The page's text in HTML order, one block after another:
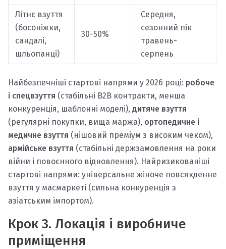
Літнє взуття
(босоніжки,
сандалі,
шльопанці)
30-50%
Середня,
сезонний пік
травень-
серпень
Найбезпечніші стартові напрями у 2026 році: робоче
і спецвзуття (стабільні B2B контракти, менша
конкуренція, шаблонні моделі), дитяче взуття
(регулярні покупки, вища маржа), ортопедичне і
медичне взуття (нішовий преміум з високим чеком),
армійське взуття (стабільні держзамовлення на роки
війни і повоєнного відновлення). Найризикованіші
стартові напрями: універсальне жіноче повсякденне
взуття у масмаркеті (сильна конкуренція з
азіатським імпортом).
Крок 3. Локація і виробниче
приміщення